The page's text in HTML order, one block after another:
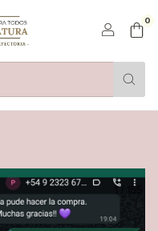
0